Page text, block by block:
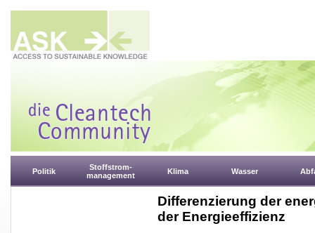
Politik
Stoffstrom-
management
Klima Wasser
Differenzierung der
der Energieeffizienz